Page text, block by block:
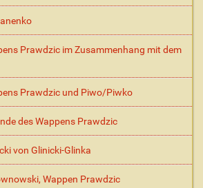
Prawdzic im Zusammenhang mit dem
Prawdzic und Piwo/Piwko
des Wappens Prawdzic
von Glinicki-Glinka
Wappen Prawdzic